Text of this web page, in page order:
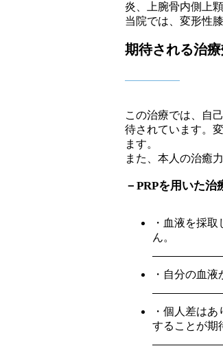
炎、上腕骨内側上
当院では、変形性
期待される治
この治療では、自
待されています。
ます。
また、本人の治癒
－PRPを用いた治
・血液を採
ん。
・自分の血
・個人差は
することが期